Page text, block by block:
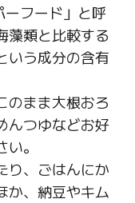
フード」と呼
藻類と比較する
いう成分の含有
のまま大根おろ
んつゆなどお好
。
り、ごはんにか
か、納豆やキム